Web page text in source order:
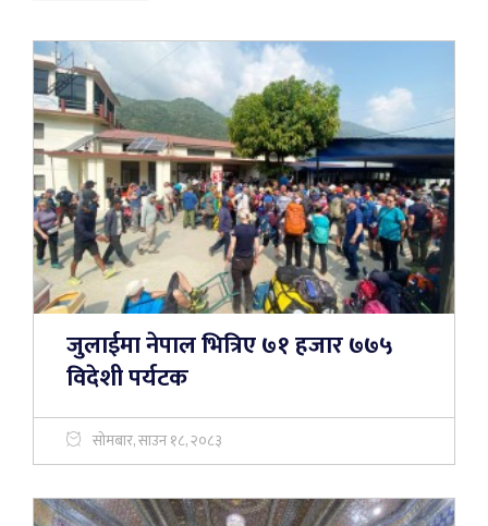
जुलाईमा नेपाल भित्रिए ७१ हजार ७७५
विदेशी पर्यटक
सोमबार, साउन १८, २०८३